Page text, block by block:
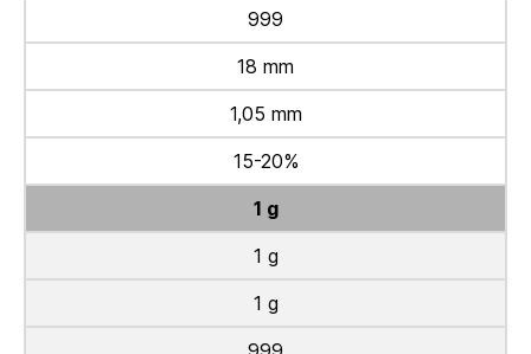
999
18 mm
1,05 mm
15-20%
1 g
1 g
1 g